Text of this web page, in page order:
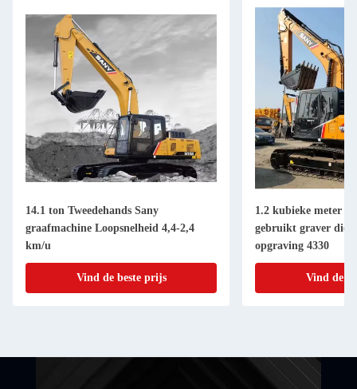
14.1 ton Tweedehands Sany
graafmachine Loopsnelheid 4,4-2,4
km/u
Vind de beste prijs
1.2 kubieke meter
gebruikt graver
opgraving 4330
Vind de